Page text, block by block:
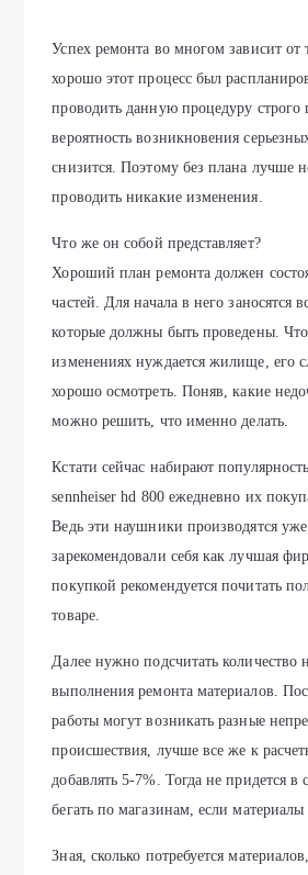
Успех ремонта во многом зависит от
хорошо этот процесс был
проводить данную процедуру строго
вероятность возникновения
снизится. Поэтому без плана лучше
проводить никакие изменения.
Что же он собой представляет?
Хороший план ремонта должен
частей. Для начала в него заносятся
которые должны быть проведены.
изменениях нуждается жилище, его
хорошо осмотреть. Поняв, какие
можно решить, что именно делать.
Кстати сейчас набирают
sennheiser hd 800 ежедневно их
Ведь эти наушники производятся
зарекомендовали себя как лучшая
покупкой рекомендуется почитать
товаре.
Далее нужно подсчитать количество
выполнения ремонта материалов.
работы могут возникать разные
происшествия, лучше все же к
добавлять 5-7%. Тогда не придется в
бегать по магазинам, если материалы
Зная, сколько потребуется